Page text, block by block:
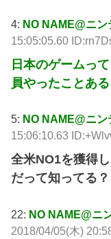
4: NO NAME@ニ
15:05:05.60
日本のゲームっ
員やったことあ
5: NO NAME@ニ
15:06:10.63
全米NO1を獲得
だって知ってる？
22: NO NAME@ニ
2018/04/05(木)